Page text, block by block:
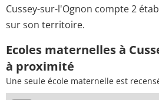
Cussey-sur-l'Ognon compte 2
sur son territoire.
Ecoles maternelles à
à proximité
Une seule école maternelle est